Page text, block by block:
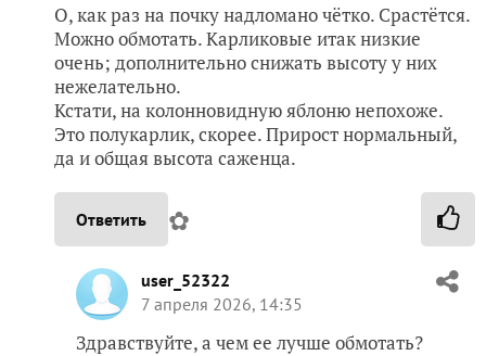
О, как раз на почку надломано чëтко. Срастëтся.
Можно обмотать. Карликовые итак низкие
очень; дополнительно снижать высоту у них
нежелательно.
Кстати, на колонновидную яблоню непохоже.
Это полукарлик, скорее. Прирост нормальный,
да и общая высота саженца.
Ответить ✿
user_52322
7 апреля 2026, 14:35
Здравствуйте, а чем ее лучше обмотать?